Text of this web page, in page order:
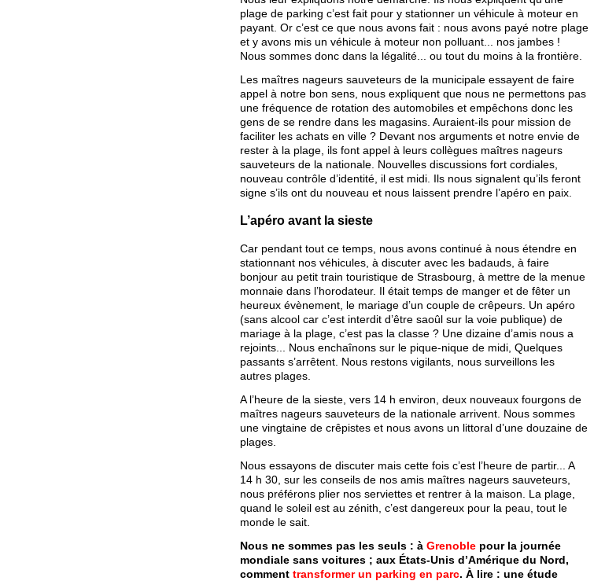
plage de parking c’est fait pour y stationner un véhicule à moteur en
payant. Or c’est ce que nous avons fait : nous avons payé notre plage
et y avons mis un véhicule à moteur non polluant... nos jambes !
Nous sommes donc dans la légalité... ou tout du moins à la frontière.
Les maîtres nageurs sauveteurs de la municipale essayent de faire
appel à notre bon sens, nous expliquent que nous ne permettons pas
une fréquence de rotation des automobiles et empêchons donc les
gens de se rendre dans les magasins. Auraient-ils pour mission de
faciliter les achats en ville ? Devant nos arguments et notre envie de
rester à la plage, ils font appel à leurs collègues maîtres nageurs
sauveteurs de la nationale. Nouvelles discussions fort cordiales,
nouveau contrôle d’identité, il est midi. Ils nous signalent qu’ils feront
signe s’ils ont du nouveau et nous laissent prendre l’apéro en paix.
L’apéro avant la sieste
Car pendant tout ce temps, nous avons continué à nous étendre en
stationnant nos véhicules, à discuter avec les badauds, à faire
bonjour au petit train touristique de Strasbourg, à mettre de la menue
monnaie dans l’horodateur. Il était temps de manger et de fêter un
heureux évènement, le mariage d’un couple de crêpeurs. Un apéro
(sans alcool car c’est interdit d’être saoûl sur la voie publique) de
mariage à la plage, c’est pas la classe ? Une dizaine d’amis nous a
rejoints... Nous enchaînons sur le pique-nique de midi, Quelques
passants s’arrêtent. Nous restons vigilants, nous surveillons les
autres plages.
A l’heure de la sieste, vers 14 h environ, deux nouveaux fourgons de
maîtres nageurs sauveteurs de la nationale arrivent. Nous sommes
une vingtaine de crêpistes et nous avons un littoral d’une douzaine de
plages.
Nous essayons de discuter mais cette fois c’est l’heure de partir... A
14 h 30, sur les conseils de nos amis maîtres nageurs sauveteurs,
nous préférons plier nos serviettes et rentrer à la maison. La plage,
quand le soleil est au zénith, c’est dangereux pour la peau, tout le
monde le sait.
Nous ne sommes pas les seuls : à Grenoble pour la journée
mondiale sans voitures ; aux États-Unis d’Amérique du Nord,
comment transformer un parking en parc. À lire : une étude